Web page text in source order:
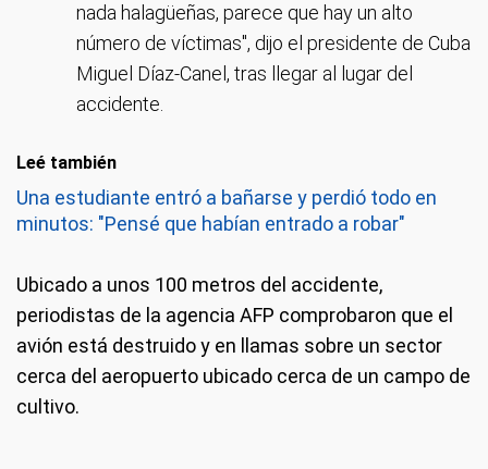
nada halagüeñas, parece que hay un alto
número de víctimas", dijo el presidente de Cuba
Miguel Díaz-Canel, tras llegar al lugar del
accidente.
Leé también
Una estudiante entró a bañarse y perdió todo en
minutos: "Pensé que habían entrado a robar"
Ubicado a unos 100 metros del accidente,
periodistas de la agencia AFP comprobaron que el
avión está destruido y en llamas sobre un sector
cerca del aeropuerto ubicado cerca de un campo de
cultivo.